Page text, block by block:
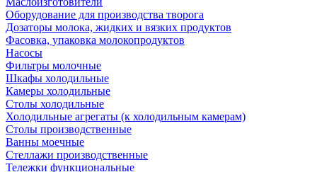
Оборудование для производства творога
Дозаторы молока, жидких и вязких продуктов
Фасовка, упаковка молокопродуктов
Насосы
Фильтры молочные
Шкафы холодильные
Камеры холодильные
Столы холодильные
Холодильные агрегаты (к холодильным камерам)
Столы производственные
Ванны моечные
Стеллажи производственные
Тележки функциональные